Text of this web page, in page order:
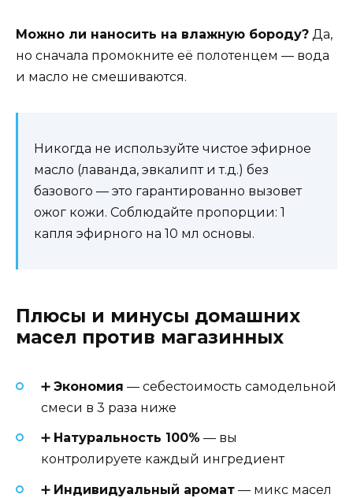
Можно ли наносить на влажную бороду? Да,
но сначала промокните её полотенцем — вода
и масло не смешиваются.
Никогда не используйте чистое эфирное
масло (лаванда, эвкалипт и т.д.) без
базового — это гарантированно вызовет
ожог кожи. Соблюдайте пропорции: 1
капля эфирного на 10 мл основы.
Плюсы и минусы домашних
масел против магазинных
➕ Экономия — себестоимость самодельной
смеси в 3 раза ниже
➕ Натуральность 100% — вы
контролируете каждый ингредиент
➕ Индивидуальный аромат — микс масел